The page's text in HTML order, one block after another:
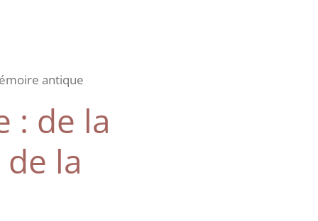
antique
: de la
la